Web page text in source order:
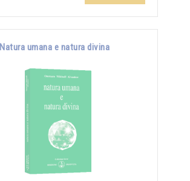
Natura umana e natura divina